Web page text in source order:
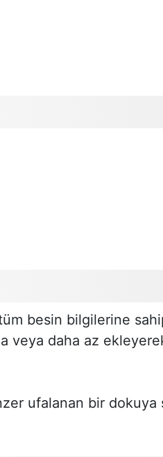
besin bilgilerine
veya daha az
ufalanan bir dokuya